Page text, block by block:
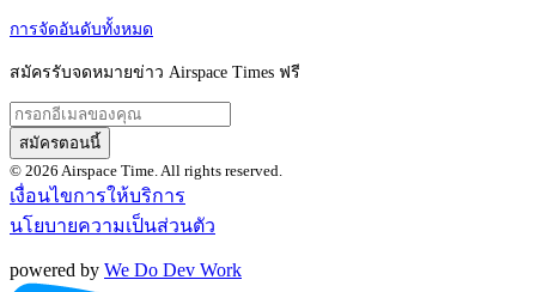
การจัดอันดับทั้งหมด
สมัครรับจดหมายข่าว Airspace Times ฟรี
สมัครตอนนี้
© 2026 Airspace Time. All rights reserved.
เงื่อนไขการให้บริการ
นโยบายความเป็นส่วนตัว
powered by We Do Dev Work